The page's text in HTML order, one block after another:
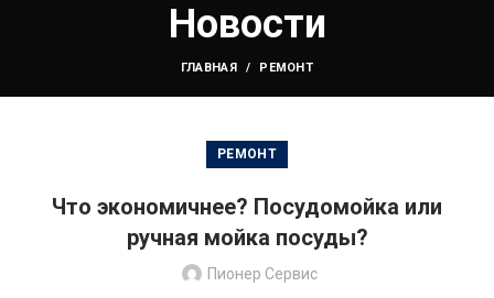
Новости
ГЛАВНАЯ РЕМОНТ
РЕМОНТ
Что экономичнее? Посудомойка или
ручная мойка посуды?
Пионер Сервис